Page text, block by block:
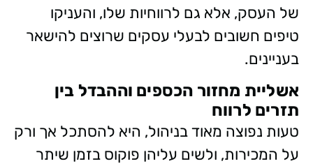
של העסק, אלא גם לרווחיות שלו, והעניקו
טיפים חשובים לבעלי עסקים שרוצים להישאר
בעניינים.
אשליית מחזור הכספים וההבדל בין
תזרים לרווח
טעות נפוצה מאוד בניהול, היא להסתכל אך ורק
על המכירות, ולשים עליהן פוקוס בזמן שיתר